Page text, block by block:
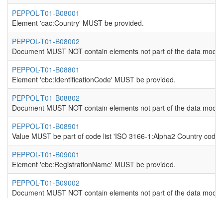
PEPPOL-T01-B08001
Element 'cac:Country' MUST be provided.
PEPPOL-T01-B08002
Document MUST NOT contain elements not part of the data
PEPPOL-T01-B08801
Element 'cbc:IdentificationCode' MUST be provided.
PEPPOL-T01-B08802
Document MUST NOT contain elements not part of the data
PEPPOL-T01-B08901
Value MUST be part of code list 'ISO 3166-1:Alpha2 Country
PEPPOL-T01-B09001
Element 'cbc:RegistrationName' MUST be provided.
PEPPOL-T01-B09002
Document MUST NOT contain elements not part of the data